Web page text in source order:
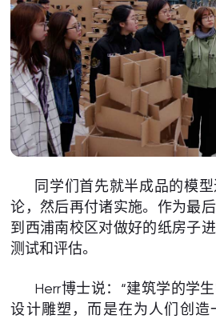
同学们首先就半成品的模
论，然后再付诸实施。作为最
到西浦南校区对做好的纸房子
测试和评估。
Herr博士说：“建筑学的学
设计雕塑，而是在为人们创造